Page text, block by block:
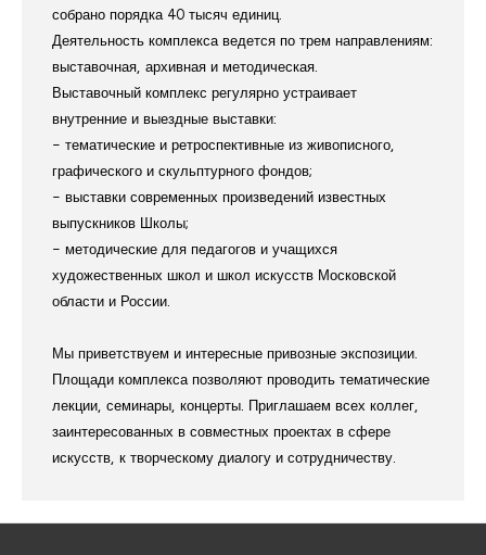
собрано порядка 40 тысяч единиц.
Деятельность комплекса ведется по трем направлениям:
выставочная, архивная и методическая.
Выставочный комплекс регулярно устраивает
внутренние и выездные выставки:
- тематические и ретроспективные из живописного,
графического и скульптурного фондов;
- выставки современных произведений известных
выпускников Школы;
- методические для педагогов и учащихся
художественных школ и школ искусств Московской
области и России.
Мы приветствуем и интересные привозные экспозиции.
Площади комплекса позволяют проводить тематические
лекции, семинары, концерты. Приглашаем всех коллег,
заинтересованных в совместных проектах в сфере
искусств, к творческому диалогу и сотрудничеству.